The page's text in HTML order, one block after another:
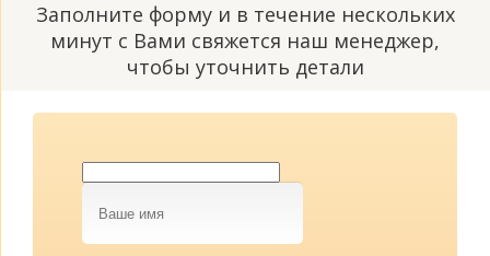
Заполните форму и в течение нескольких
минут с Вами свяжется наш менеджер,
чтобы уточнить детали
Ваше
имя